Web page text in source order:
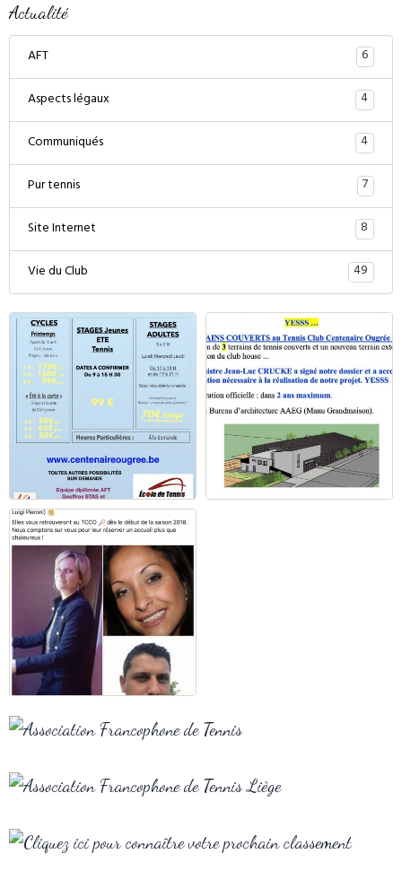
Actualité
AFT
6
Aspects légaux
4
Communiqués
4
Pur tennis
7
Site Internet
8
Vie du Club
49